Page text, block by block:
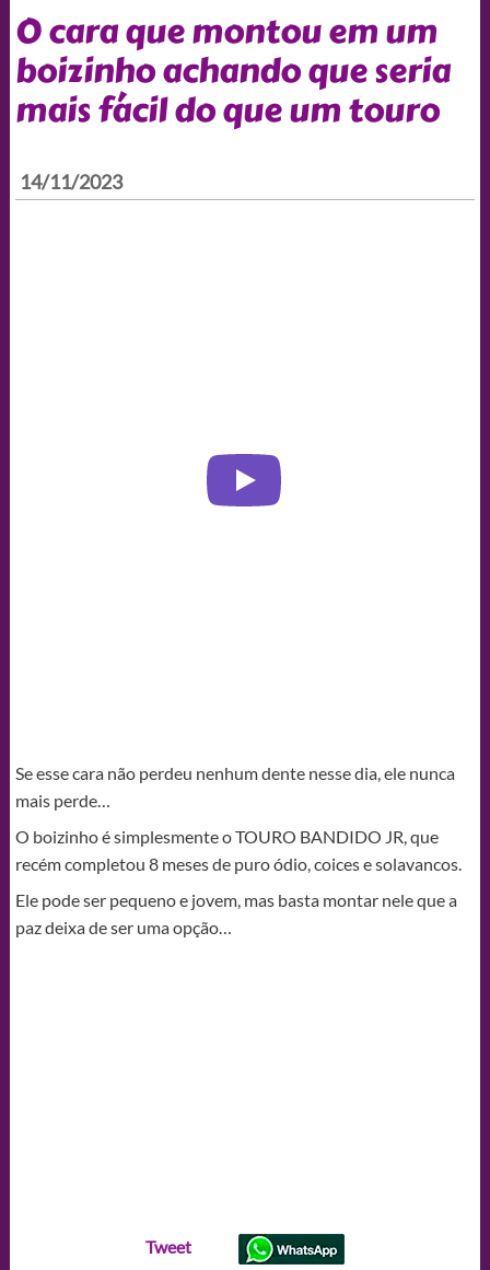
O cara que montou em um
boizinho achando que seria
mais fácil do que um touro
14/11/2023
Se esse cara não perdeu nenhum dente nesse dia, ele nunca
mais perde…
O boizinho é simplesmente o TOURO BANDIDO JR, que
recém completou 8 meses de puro ódio, coices e solavancos.
Ele pode ser pequeno e jovem, mas basta montar nele que a
paz deixa de ser uma opção…
Tweet